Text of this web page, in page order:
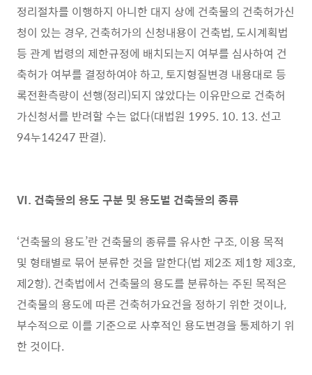
정리절차를 이행하지 아니한 대지 상에 건축물의 건축허가신
청이 있는 경우, 건축허가의 신청내용이 건축법, 도시계획법
등 관계 법령의 제한규정에 배치되는지 여부를 심사하여 건
축허가 여부를 결정하여야 하고, 토지형질변경 내용대로 등
록전환측량이 선행(정리)되지 않았다는 이유만으로 건축허
가신청서를 반려할 수는 없다(대법원 1995. 10. 13. 선고
94누14247 판결).
Ⅵ. 건축물의 용도 구분 및 용도별 건축물의 종류
‘건축물의 용도’란 건축물의 종류를 유사한 구조, 이용 목적
및 형태별로 묶어 분류한 것을 말한다(법 제2조 제1항 제3호,
제2항). 건축법에서 건축물의 용도를 분류하는 주된 목적은
건축물의 용도에 따른 건축허가요건을 정하기 위한 것이나,
부수적으로 이를 기준으로 사후적인 용도변경을 통제하기 위
한 것이다.